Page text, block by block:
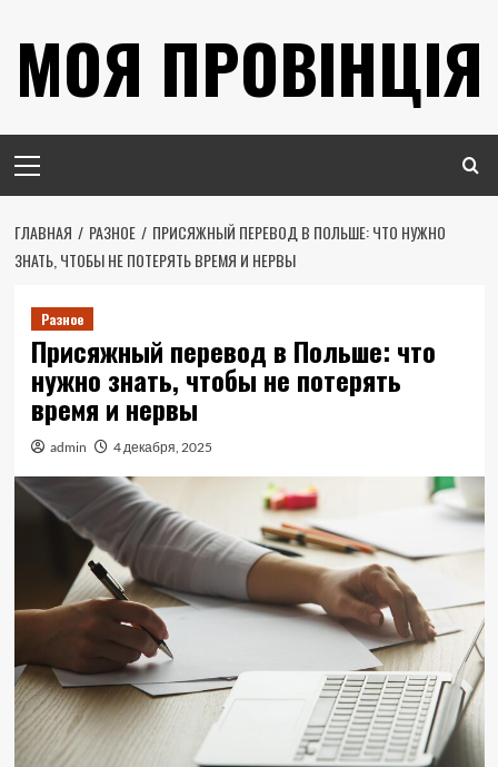
содержимому
МОЯ ПРОВІНЦІЯ
меню
ГЛАВНАЯ РАЗНОЕ
ПРИСЯЖНЫЙ ПЕРЕВОД В ПОЛЬШЕ: ЧТО НУЖНО
ЗНАТЬ, ЧТОБЫ НЕ ПОТЕРЯТЬ ВРЕМЯ И НЕРВЫ
Разное
Присяжный перевод в Польше: что
нужно знать, чтобы не потерять
время и нервы
admin 4 декабря, 2025